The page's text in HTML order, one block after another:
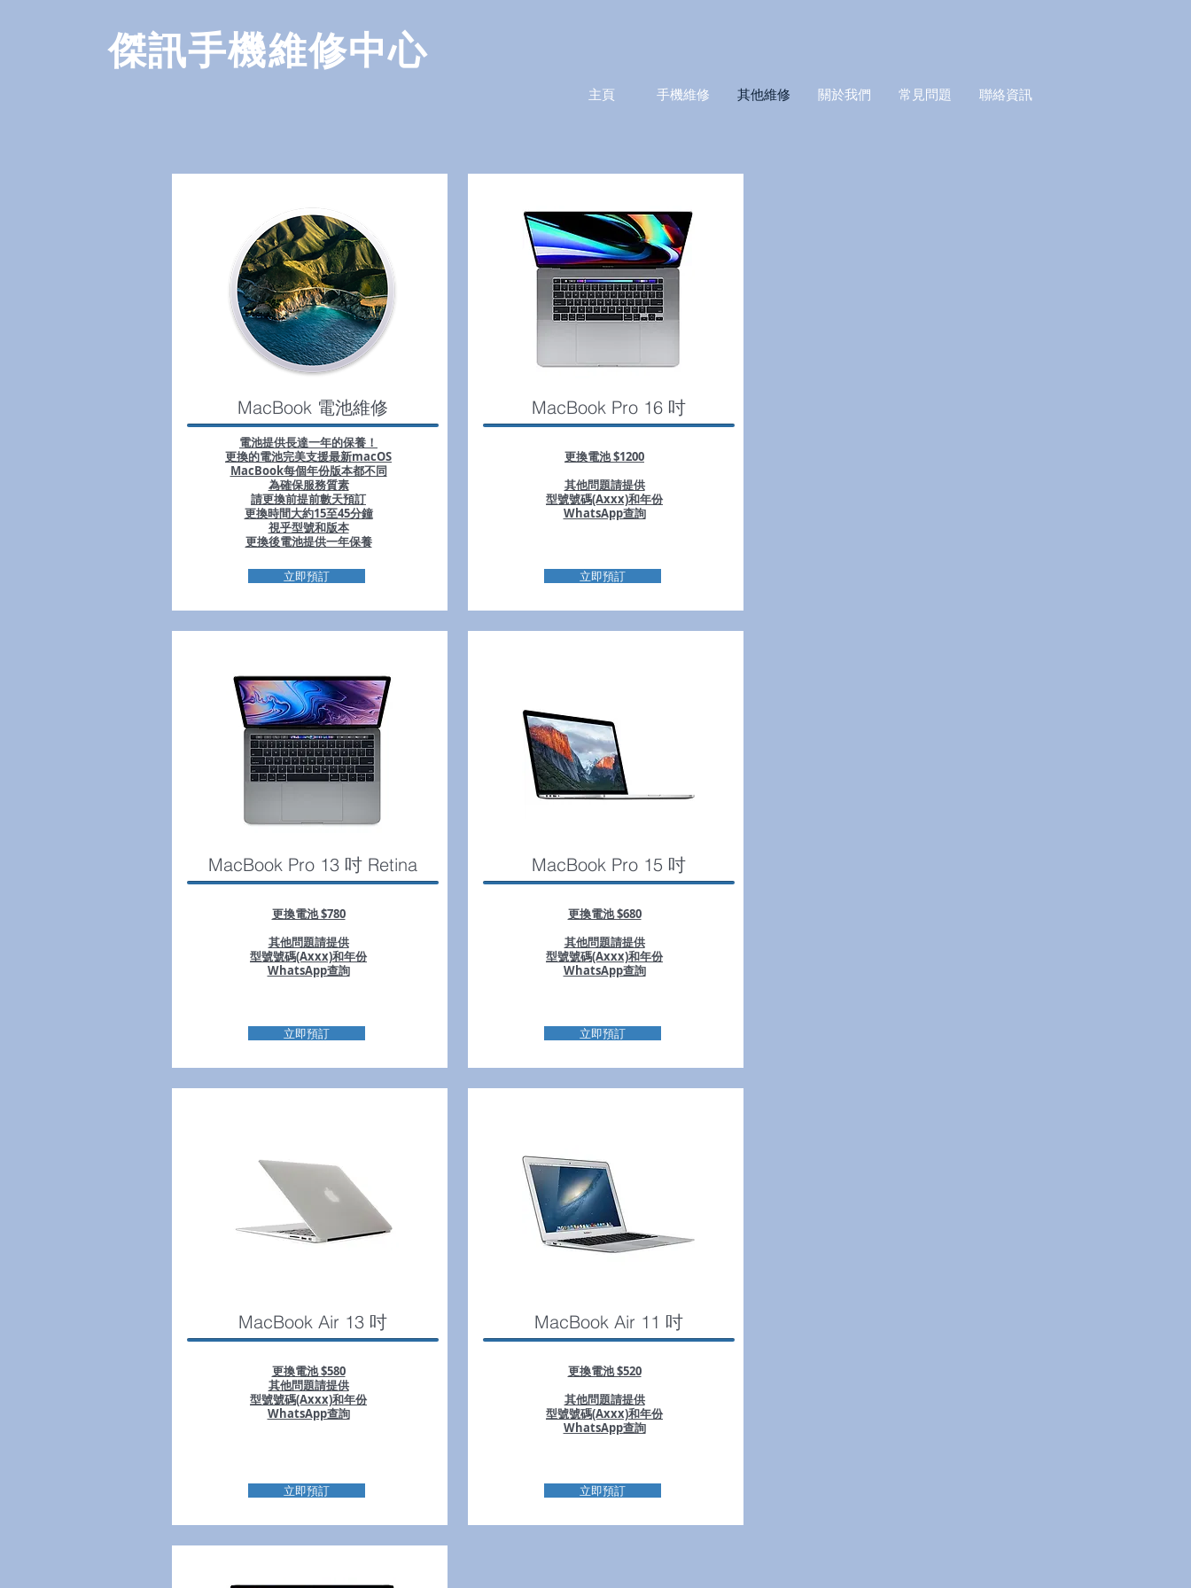
​傑訊手機維修中心
主頁 手機維修 其他維修 關於我們 常見問題 聯絡資訊
MacBook 電池維修
電池提供長達一年的保養！
更換的電池完美支援最新macOS
MacBook每個年份版本都不同
為確保服務質素
請更換前提前數天預訂
更換時間大約15至45分鐘
視乎型號和版本
更換後電池提供一年保養
立即預訂
MacBook Pro 13 吋 Retina
更換電池 $780
其他問題請提供
型號號碼(Axxx)和年份
WhatsApp查詢
立即預訂
MacBook Air 13 吋
更換電池 $580
其他問題請提供
型號號碼(Axxx)和年份
WhatsApp查詢
立即預訂
MacBook Pro 16 吋
更換電池 $1200
其他問題請提供
型號號碼(Axxx)和年份
WhatsApp查詢
立即預訂
MacBook Pro 15 吋
更換電池 $680
其他問題請提供
型號號碼(Axxx)和年份
WhatsApp查詢
立即預訂
MacBook Air 11 吋
更換電池 $520
其他問題請提供
型號號碼(Axxx)和年份
WhatsApp查詢
立即預訂